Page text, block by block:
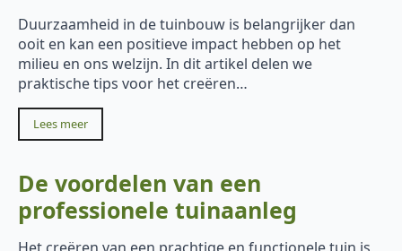
Duurzaamheid in de tuinbouw is belangrijker dan
ooit en kan een positieve impact hebben op het
milieu en ons welzijn. In dit artikel delen we
praktische tips voor het creëren…
Lees meer
De voordelen van een
professionele tuinaanleg